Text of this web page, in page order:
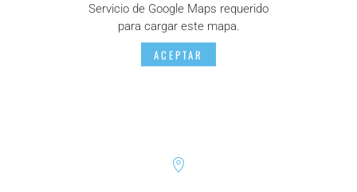
Servicio de Google Maps requerido
para cargar este mapa.
ACEPTAR